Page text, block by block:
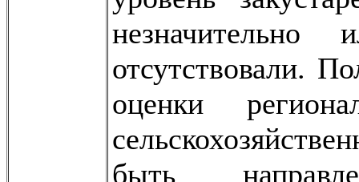
незначительно
отсутствовали.
оценки
быть